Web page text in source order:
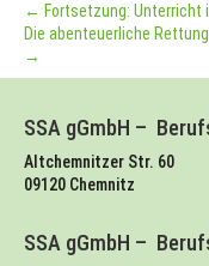
← Fortsetzung: Unterricht
Die abenteuerliche
→
SSA gGmbH –
Altchemnitzer Str. 60
09120 Chemnitz
SSA gGmbH –